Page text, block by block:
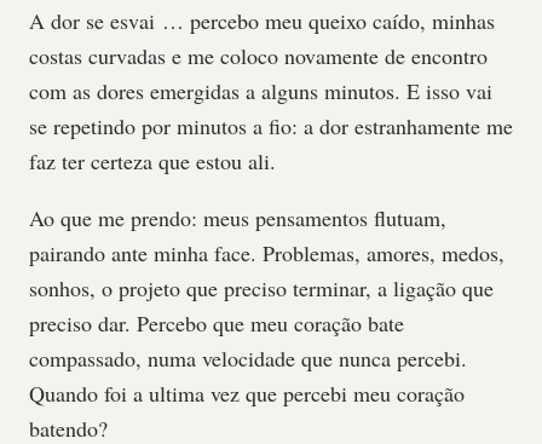
A dor se esvai … percebo meu queixo caído, minhas
costas curvadas e me coloco novamente de encontro
com as dores emergidas a alguns minutos. E isso vai
se repetindo por minutos a fio: a dor estranhamente me
faz ter certeza que estou ali.
Ao que me prendo: meus pensamentos flutuam,
pairando ante minha face. Problemas, amores, medos,
sonhos, o projeto que preciso terminar, a ligação que
preciso dar. Percebo que meu coração bate
compassado, numa velocidade que nunca percebi.
Quando foi a ultima vez que percebi meu coração
batendo?